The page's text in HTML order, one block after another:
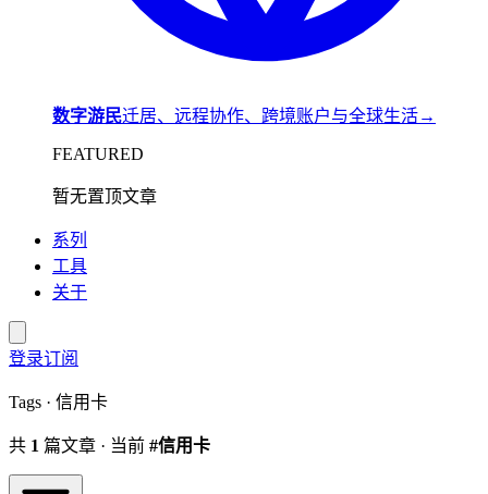
数字游民迁居、远程协作、跨境账户与全球生活→
FEATURED
暂无置顶文章
系列
工具
关于
登录订阅
Tags · 信用卡
共 1 篇文章 · 当前 #信用卡